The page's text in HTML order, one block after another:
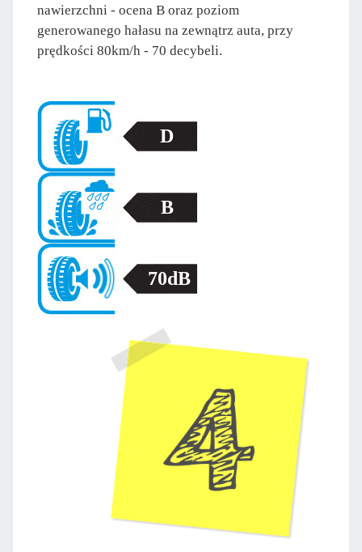
nawierzchni - ocena B oraz poziom
generowanego hałasu na zewnątrz auta, przy
prędkości 80km/h - 70 decybeli.
D
B
70dB